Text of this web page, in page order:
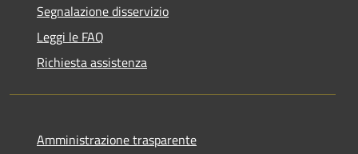
Segnalazione disservizio
Leggi le FAQ
Richiesta assistenza
Amministrazione trasparente